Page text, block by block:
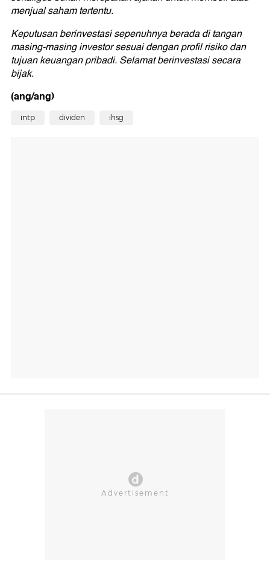
menjual saham tertentu.
Keputusan berinvestasi sepenuhnya berada di tangan
masing-masing investor sesuai dengan profil risiko dan
tujuan keuangan pribadi. Selamat berinvestasi secara
bijak.
(ang/ang)
intp dividen ihsg